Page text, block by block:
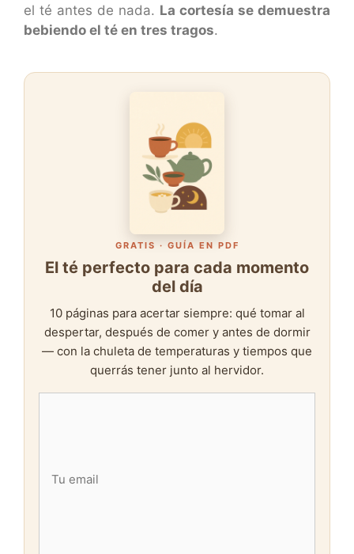
el té antes de nada. La cortesía se demuestra
bebiendo el té en tres tragos.
GRATIS · GUÍA EN PDF
El té perfecto para cada momento
del día
10 páginas para acertar siempre: qué tomar al
despertar, después de comer y antes de dormir
— con la chuleta de temperaturas y tiempos que
querrás tener junto al hervidor.